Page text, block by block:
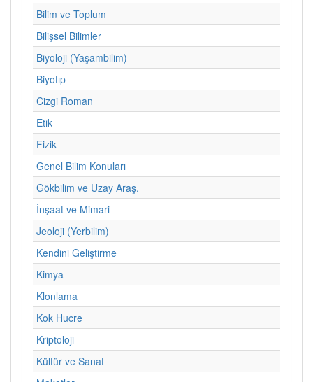
Bilim ve Toplum
Bilişsel Bilimler
Biyoloji (Yaşambilim)
Biyotıp
Cizgi Roman
Etik
Fizik
Genel Bilim Konuları
Gökbilim ve Uzay Araş.
İnşaat ve Mimari
Jeoloji (Yerbilim)
Kendini Geliştirme
Kimya
Klonlama
Kok Hucre
Kriptoloji
Kültür ve Sanat